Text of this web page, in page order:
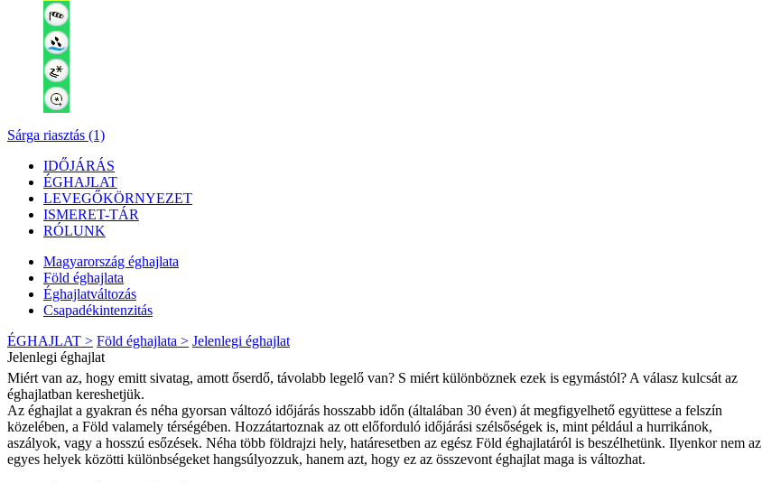
Sárga riasztás (1)
IDŐJÁRÁS
ÉGHAJLAT
LEVEGŐKÖRNYEZET
ISMERET-TÁR
RÓLUNK
Magyarország éghajlata
Föld éghajlata
Éghajlatváltozás
Csapadékintenzitás
ÉGHAJLAT > Föld éghajlata > Jelenlegi éghajlat
Jelenlegi éghajlat
Miért van az, hogy emitt sivatag, amott őserdő, távolabb legelő van? S miért különböznek ezek is egymástól? A válasz kulcsát az
éghajlatban kereshetjük.
Az éghajlat a gyakran és néha gyorsan változó időjárás hosszabb időn (általában 30 éven) át megfigyelhető együttese a felszín
közelében, a Föld valamely térségében. Hozzátartoznak az ott előforduló időjárási szélsőségek is, mint például a hurrikánok,
aszályok, vagy a hosszú esőzések. Néha több földrajzi hely, határesetben az egész Föld éghajlatáról is beszélhetünk. Ilyenkor nem az
egyes helyek közötti különbségeket hangsúlyozzuk, hanem azt, hogy ez az összevont éghajlat maga is változhat.